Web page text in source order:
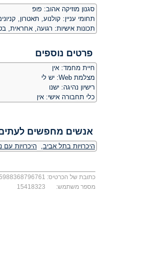
סגנון מוזיקה אהוב: פופ
תחומי עניין: קולנוע, תאטרון,
תכונות אישיות: רגועה,
פרטים נוספים
חיית מחמד: אין
מצלמת Web: יש לי
רישיון נהיגה: ישנו
כלי תחבורה אישי: אין
אנשים מחפשים
היכרויות בתל אביב, היכרויות עם
כתובת של הכרטיס:
מספר משתמש:
15418323